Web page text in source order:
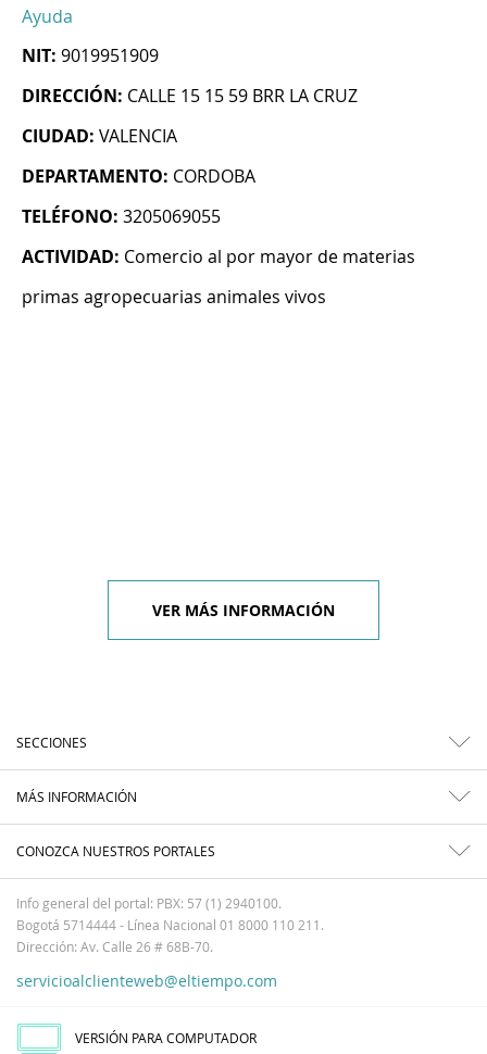
Ayuda
NIT: 9019951909
DIRECCIÓN: CALLE 15 15 59 BRR LA CRUZ
CIUDAD: VALENCIA
DEPARTAMENTO: CORDOBA
TELÉFONO: 3205069055
ACTIVIDAD: Comercio al por mayor de materias
primas agropecuarias animales vivos
VER MÁS INFORMACIÓN
SECCIONES
MÁS INFORMACIÓN
CONOZCA NUESTROS PORTALES
Info general del portal: PBX: 57 (1) 2940100.
Bogotá 5714444 - Línea Nacional 01 8000 110 211.
Dirección: Av. Calle 26 # 68B-70.
servicioalclienteweb@eltiempo.com
VERSIÓN PARA COMPUTADOR